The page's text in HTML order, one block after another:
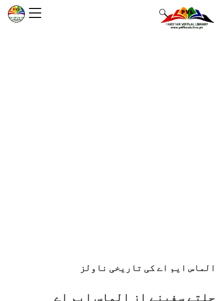
الماس ایم اے کی تاریخی ناولز
جلتے سفینے از الماس ایم اے